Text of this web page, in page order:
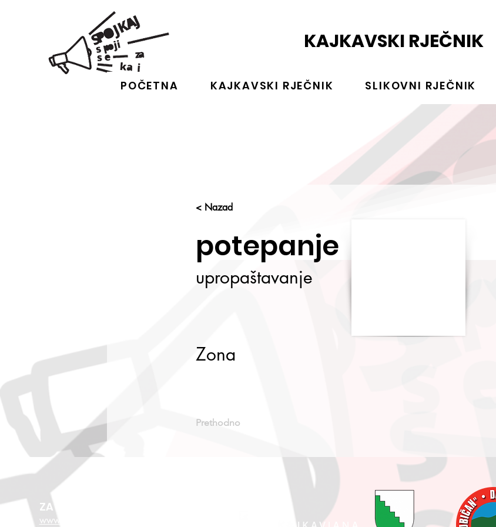
KAJKAVSKI RJEČNIK
POČETNA KAJKAVSKI RJEČNIK SLIKOVNI RJEČNIK
< Nazad
potepanje
upropaštavanje
Zona
Prethodno
ZA VIŠE O EU FONDOVIMA
www.esf.hr